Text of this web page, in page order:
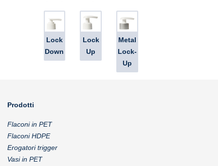
Lock
Down
Lock
Up
Metal
Lock-
Up
Prodotti
Flaconi in PET
Flaconi HDPE
Erogatori trigger
Vasi in PET